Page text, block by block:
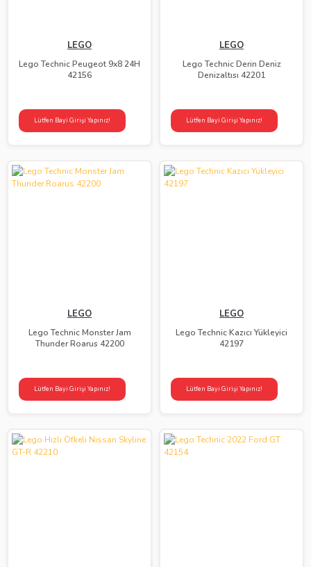
LEGO
Lego Technic Peugeot 9x8 24H
42156
Lütfen Bayi Girişi Yapınız!
LEGO
Lego Technic Derin Deniz
Denizaltısı 42201
Lütfen Bayi Girişi Yapınız!
LEGO
Lego Technic Monster Jam
Thunder Roarus 42200
Lütfen Bayi Girişi Yapınız!
LEGO
Lego Technic Kazıcı Yükleyici
42197
Lütfen Bayi Girişi Yapınız!